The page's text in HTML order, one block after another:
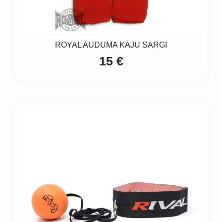
ROYAL AUDUMA KĀJU SARGI
15 €